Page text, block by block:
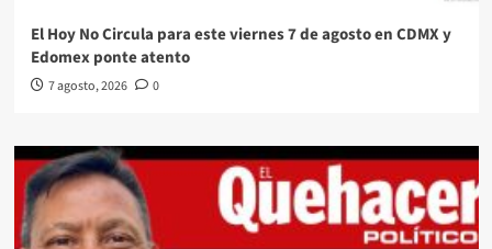
El Hoy No Circula para este viernes 7 de agosto en CDMX y
Edomex ponte atento
7 agosto, 2026 0